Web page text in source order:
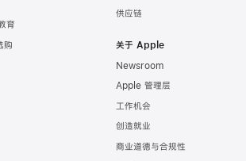
育
购
供应链
关于 Apple
Newsroom
Apple 管理层
工作机会
创造就业
商业道德与合规性